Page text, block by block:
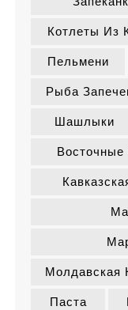
Котлеты Из
Пельмени
Рыба
Шашлыки
Восточные
Молдавская
Паста